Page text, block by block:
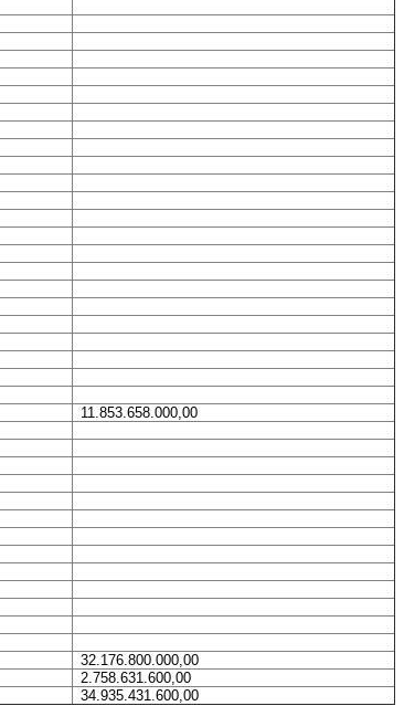
11.853.658.000,00
32.176.800.000,00
2.758.631.600,00
34.935.431.600,00